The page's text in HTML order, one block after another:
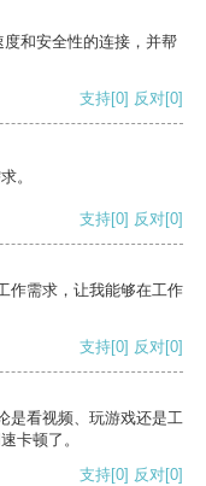
和安全性的连接，并帮
支持[0] 反对[0]
。
支持[0] 反对[0]
作需求，让我能够在工作
支持[0] 反对[0]
是看视频、玩游戏还是工
卡顿了。
支持[0] 反对[0]